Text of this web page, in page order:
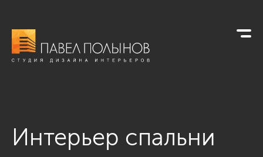
Интерьер спальни